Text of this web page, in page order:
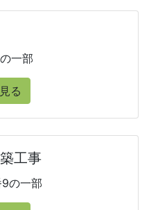
一部
る
工事
の一部